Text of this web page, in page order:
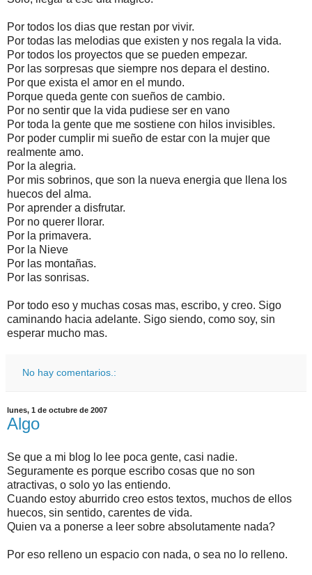
Por todos los dias que restan por vivir.
Por todas las melodias que existen y nos regala la vida.
Por todos los proyectos que se pueden empezar.
Por las sorpresas que siempre nos depara el destino.
Por que exista el amor en el mundo.
Porque queda gente con sueños de cambio.
Por no sentir que la vida pudiese ser en vano
Por toda la gente que me sostiene con hilos invisibles.
Por poder cumplir mi sueño de estar con la mujer que
realmente amo.
Por la alegria.
Por mis sobrinos, que son la nueva energia que llena los
huecos del alma.
Por aprender a disfrutar.
Por no querer llorar.
Por la primavera.
Por la Nieve
Por las montañas.
Por las sonrisas.
Por todo eso y muchas cosas mas, escribo, y creo. Sigo
caminando hacia adelante. Sigo siendo, como soy, sin
esperar mucho mas.
No hay comentarios.:
lunes, 1 de octubre de 2007
Algo
Se que a mi blog lo lee poca gente, casi nadie.
Seguramente es porque escribo cosas que no son
atractivas, o solo yo las entiendo.
Cuando estoy aburrido creo estos textos, muchos de ellos
huecos, sin sentido, carentes de vida.
Quien va a ponerse a leer sobre absolutamente nada?
Por eso relleno un espacio con nada, o sea no lo relleno.